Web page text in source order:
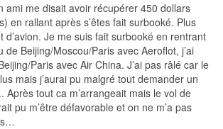
ami me disait avoir récupérer 450 dollars
en rallant après s’êtes fait surbooké. Plus
d’avion. Je me suis fait surbooké en rentrant
de Beijing/Moscou/Paris avec Aeroflot, j’ai
Paris avec Air China. J’ai pas râlé car le
mais j’aurai pu malgré tout demander un
Après tout ca m’arrangeait mais le vol de
pu m’être défavorable et on ne m’a pas